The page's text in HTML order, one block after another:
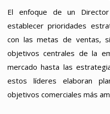
El enfoque de un
establecer prioridades
con las metas de ventas,
objetivos centrales de la
mercado hasta las
estos líderes elaboran
objetivos comerciales más